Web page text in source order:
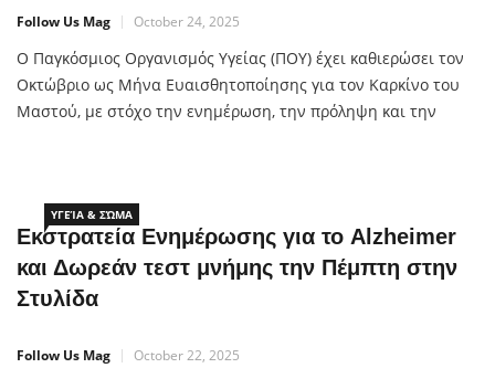
Follow Us Mag October 24, 2025
Ο Παγκόσμιος Οργανισμός Υγείας (ΠΟΥ) έχει καθιερώσει τον
Οκτώβριο ως Μήνα Ευαισθητοποίησης για τον Καρκίνο του
Μαστού, με στόχο την ενημέρωση, την πρόληψη και την
Λαμιέων συμμετέχει ενεργά στις δράσεις ενημέρωσης και
ΥΓΕΊΑ & ΣΏΜΑ
Εκστρατεία Ενημέρωσης για το Alzheimer
και Δωρεάν τεστ μνήμης την Πέμπτη στην
Στυλίδα
Follow Us Mag October 22, 2025